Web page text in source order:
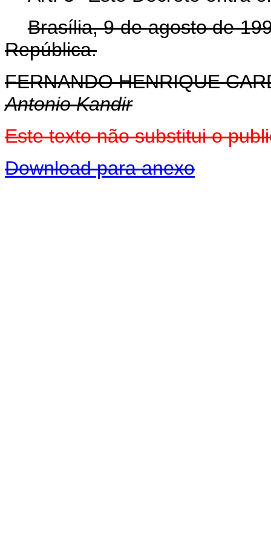
Brasília, 9 de agosto de
República.
FERNANDO HENRIQUE
Antonio Kandir
Este texto não substitui o
Download para anexo